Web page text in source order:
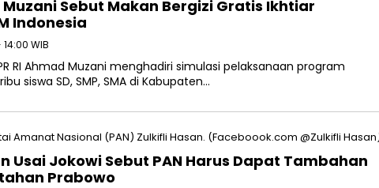
Sebut Makan Bergizi Gratis Ikhtiar
Indonesia
WIB
RI Ahmad Muzani menghadiri simulasi pelaksanaan program
siswa SD, SMP, SMA di Kabupaten…
Usai Jokowi Sebut PAN Harus Dapat Tambahan
Prabowo